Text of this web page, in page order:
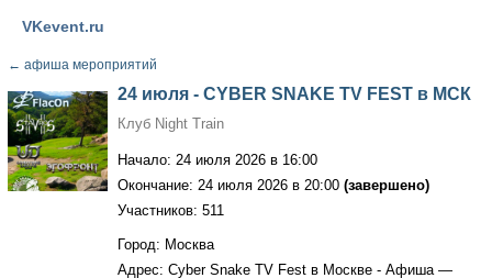
VKevent.ru
← афиша мероприятий
24 июля - CYBER SNAKE TV FEST в МСК
Клуб Night Train
Начало: 24 июля 2026 в 16:00
Окончание: 24 июля 2026 в 20:00 (завершено)
Участников: 511
Город: Москва
Адрес: Cyber Snake TV Fest в Москве - Афиша —